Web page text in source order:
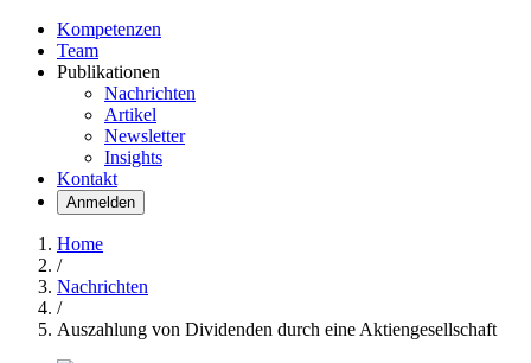
Kompetenzen
Team
Publikationen
Nachrichten
Artikel
Newsletter
Insights
Kontakt
Anmelden
Home
/
Nachrichten
/
Auszahlung von Dividenden durch eine Aktiengesellschaft